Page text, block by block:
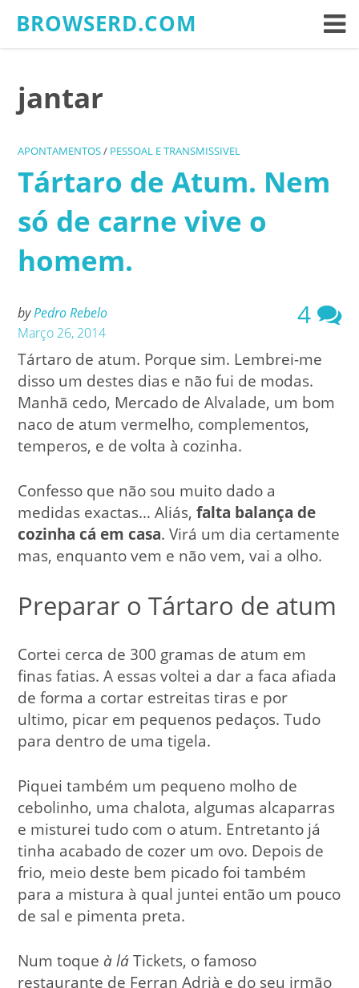
BROWSERD.COM
jantar
APONTAMENTOS/ PESSOAL E TRANSMISSIVEL
Tártaro de Atum. Nem
só de carne vive o
homem.
byPedro Rebelo
Março 26, 2014
4
Tártaro de atum. Porque sim. Lembrei-me
disso um destes dias e não fui de modas.
Manhã cedo, Mercado de Alvalade, um bom
naco de atum vermelho, complementos,
temperos, e de volta à cozinha.
Confesso que não sou muito dado a
medidas exactas… Aliás,falta balança de
cozinha cá em casa. Virá um dia certamente
mas, enquanto vem e não vem, vai a olho.
Preparar o Tártaro de atum
Cortei cerca de 300 gramas de atum em
finas fatias. A essas voltei a dar a faca afiada
de forma a cortar estreitas tiras e por
ultimo, picar em pequenos pedaços. Tudo
para dentro de uma tigela.
Piquei também um pequeno molho de
cebolinho, uma chalota, algumas alcaparras
e misturei tudo com o atum. Entretanto já
tinha acabado de cozer um ovo. Depois de
frio, meio deste bem picado foi também
para a mistura à qual juntei então um pouco
de sal e pimenta preta.
Num toque à láTickets, o famoso
restaurante de Ferran Adrià e do seu irmão